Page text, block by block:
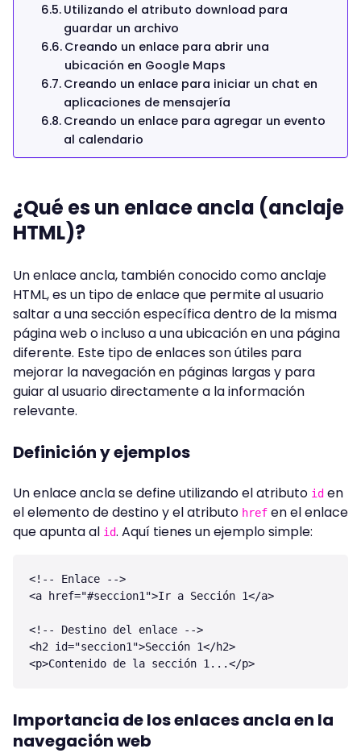
Utilizando el atributo download para
guardar un archivo
Creando un enlace para abrir una
ubicación en Google Maps
Creando un enlace para iniciar un chat en
aplicaciones de mensajería
Creando un enlace para agregar un evento
al calendario
¿Qué es un enlace ancla (anclaje
HTML)?
Un enlace ancla, también conocido como anclaje
HTML, es un tipo de enlace que permite al usuario
saltar a una sección específica dentro de la misma
página web o incluso a una ubicación en una página
diferente. Este tipo de enlaces son útiles para
mejorar la navegación en páginas largas y para
guiar al usuario directamente a la información
relevante.
Definición y ejemplos
Un enlace ancla se define utilizando el atributo id en
el elemento de destino y el atributo href en el enlace
que apunta al id. Aquí tienes un ejemplo simple:
<!-- Enlace -->
<a href="#seccion1">Ir a Sección 1</a>
<!-- Destino del enlace -->
<h2 id="seccion1">Sección 1</h2>
Importancia de los enlaces ancla en la
navegación web